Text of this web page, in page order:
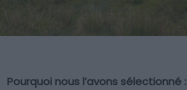
Pourquoi nous l’avons sélectionné :